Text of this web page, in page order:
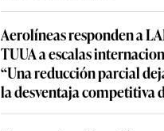
Aerolíneas responden a
TUUA a escalas
“Una reducción parcial
la desventaja competitiva